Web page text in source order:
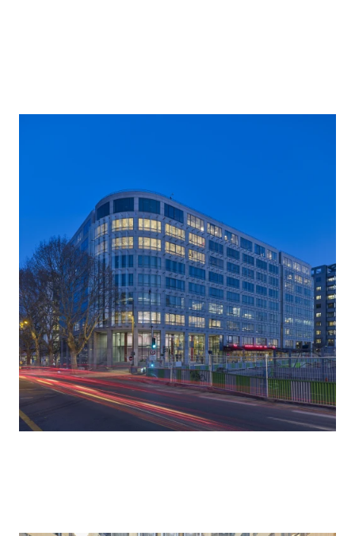
salle du conseil,
restaurant, etc.).
Projet certifié hqe®
rénovation
exceptionnelle
development
chaixetmorel.
sfica, maître
d’œuvre
d’exécution et bet
structure
alto, bet tous
fluides et hqe
odc, économiste
meta atelier
calendrier
études 2015
livraison fin 2018
credit
didier boy de la
tour - extérieurs
didier delmas -
intérieurs